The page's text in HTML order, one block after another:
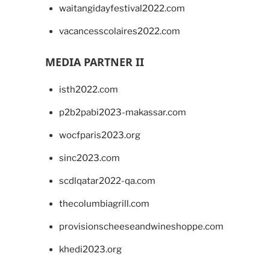
waitangidayfestival2022.com
vacancesscolaires2022.com
MEDIA PARTNER II
isth2022.com
p2b2pabi2023-makassar.com
wocfparis2023.org
sinc2023.com
scdlqatar2022-qa.com
thecolumbiagrill.com
provisionscheeseandwineshoppe.com
khedi2023.org